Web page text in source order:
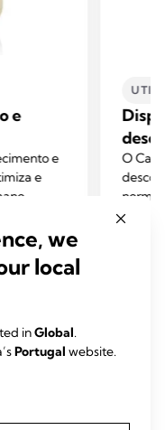
e
e
e
UTI
O
we
local
inGlobal.
Portugal website.